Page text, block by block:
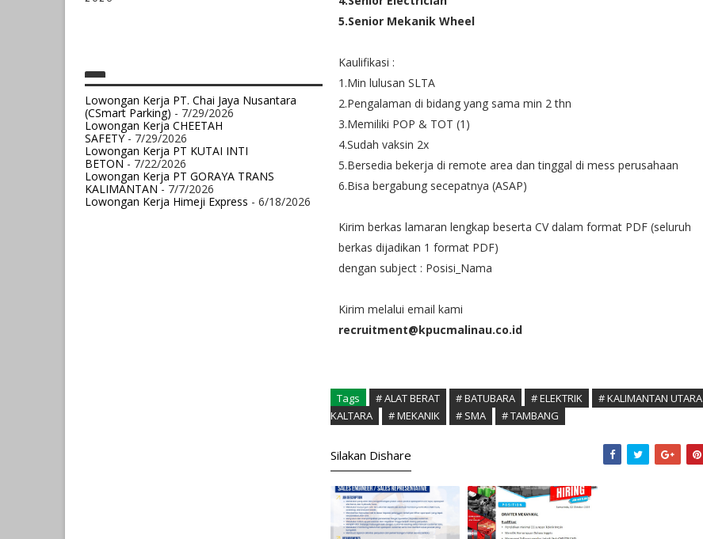
Lowongan Kerja PT. Chai Jaya Nusantara
(CSmart Parking) - 7/29/2026
Lowongan Kerja CHEETAH
SAFETY- 7/29/2026
Lowongan Kerja PT KUTAI INTI
BETON- 7/22/2026
Lowongan Kerja PT GORAYA TRANS
KALIMANTAN- 7/7/2026
Lowongan Kerja Himeji Express - 6/18/2026
5.Senior Mekanik Wheel
Kaulifikasi :
1.Min lulusan SLTA
2.Pengalaman di bidang yang sama min 2 thn
3.Memiliki POP & TOT (1)
4.Sudah vaksin 2x
5.Bersedia bekerja di remote area dan tinggal di mess perusahaan
6.Bisa bergabung secepatnya (ASAP)
Kirim berkas lamaran lengkap beserta CV dalam format PDF (seluruh
berkas dijadikan 1 format PDF)
dengan subject : Posisi_Nama
Kirim melalui email kami
recruitment@kpucmalinau.co.id
Tags # ALAT BERAT # BATUBARA # ELEKTRIK # KALIMANTAN UTARA
KALTARA
# MEKANIK # SMA # TAMBANG
Silakan Dishare